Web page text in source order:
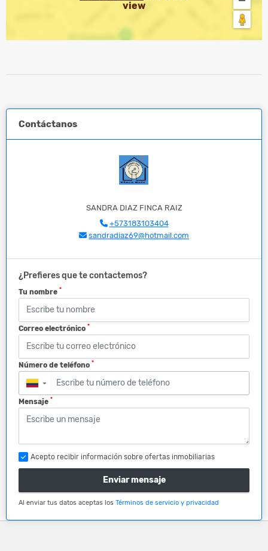
view
Contáctanos
SANDRA DIAZ FINCA RAIZ
+573183103404
sandradiaz69@hotmail.com
¿Prefieres que te contactemos?
Tu nombre *
Correo electrónico *
Número de teléfono *
▼
Mensaje *
Acepto recibir información sobre ofertas inmobiliarias
Enviar mensaje
Al enviar tus datos aceptas los Términos de servicio y privacidad